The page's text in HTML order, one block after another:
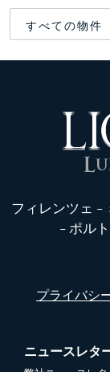
フィレンツェ -
- ポル
プライバシ
ニュースレタ